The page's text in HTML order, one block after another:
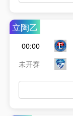
立陶乙
00:00
未开赛